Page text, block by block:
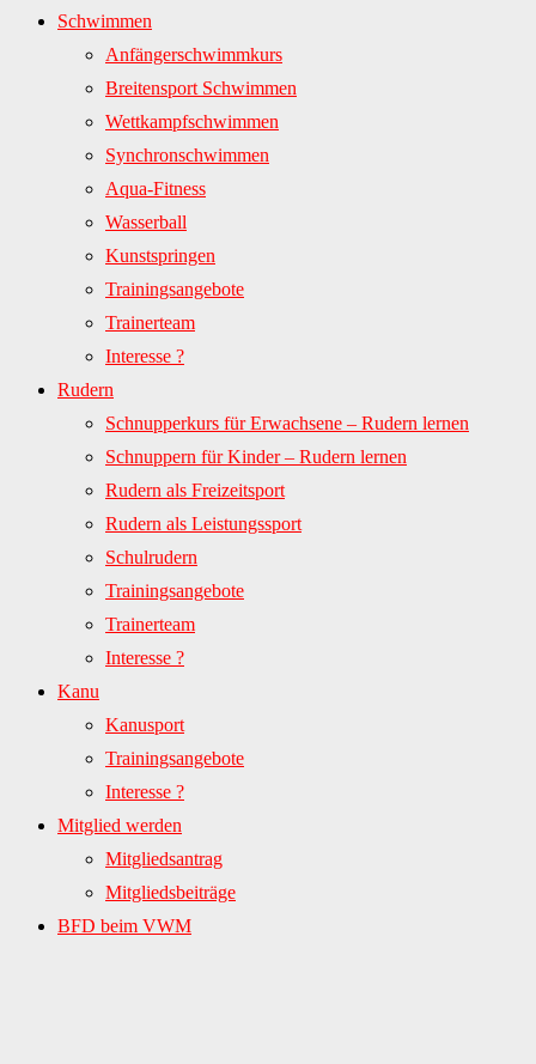
Schwimmen
Anfängerschwimmkurs
Breitensport Schwimmen
Wettkampfschwimmen
Synchronschwimmen
Aqua-Fitness
Wasserball
Kunstspringen
Trainingsangebote
Trainerteam
Interesse ?
Rudern
Schnupperkurs für Erwachsene – Rudern lernen
Schnuppern für Kinder – Rudern lernen
Rudern als Freizeitsport
Rudern als Leistungssport
Schulrudern
Trainingsangebote
Trainerteam
Interesse ?
Kanu
Kanusport
Trainingsangebote
Interesse ?
Mitglied werden
Mitgliedsantrag
Mitgliedsbeiträge
BFD beim VWM